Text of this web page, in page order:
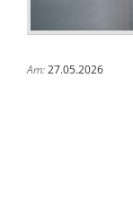
Am:27.05.2026